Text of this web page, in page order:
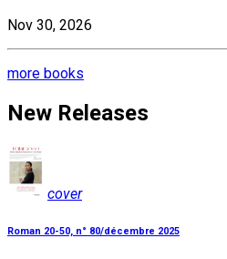
Nov 30, 2026
more books
New Releases
cover
Roman 20-50, n° 80/décembre 2025